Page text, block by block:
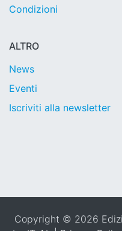
Condizioni
ALTRO
News
Eventi
Iscriviti alla newsletter
Copyright © 2026